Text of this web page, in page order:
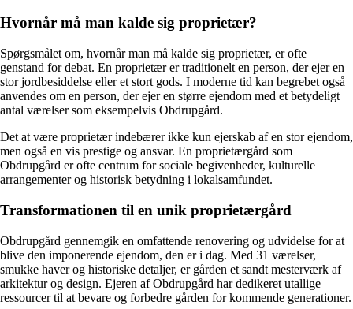
Hvornår må man kalde sig proprietær?
Spørgsmålet om, hvornår man må kalde sig proprietær, er ofte
genstand for debat. En proprietær er traditionelt en person, der ejer en
stor jordbesiddelse eller et stort gods. I moderne tid kan begrebet også
anvendes om en person, der ejer en større ejendom med et betydeligt
antal værelser som eksempelvis Obdrupgård.
Det at være proprietær indebærer ikke kun ejerskab af en stor ejendom,
men også en vis prestige og ansvar. En proprietærgård som
Obdrupgård er ofte centrum for sociale begivenheder, kulturelle
arrangementer og historisk betydning i lokalsamfundet.
Transformationen til en unik proprietærgård
Obdrupgård gennemgik en omfattende renovering og udvidelse for at
blive den imponerende ejendom, den er i dag. Med 31 værelser,
smukke haver og historiske detaljer, er gården et sandt mesterværk af
arkitektur og design. Ejeren af Obdrupgård har dedikeret utallige
ressourcer til at bevare og forbedre gården for kommende generationer.